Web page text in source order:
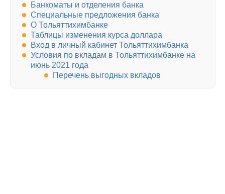
Банкоматы и отделения банка
Специальные предложения банка
О Тольяттихимбанке
Таблицы изменения курса доллара
Вход в личный кабинет Тольяттихимбанка
Условия по вкладам в Тольяттихимбанке на
июнь 2021 года
Перечень выгодных вкладов